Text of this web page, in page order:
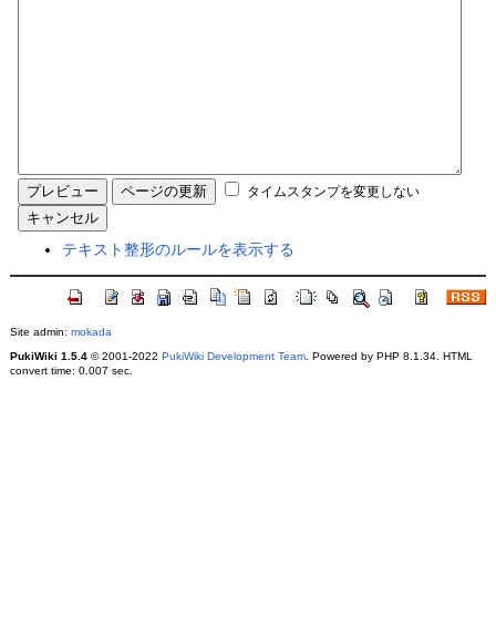
タイムスタンプを変更しない
テキスト整形のルールを表示する
Site admin: mokada
PukiWiki 1.5.4© 2001-2022 PukiWiki Development Team. Powered by PHP 8.1.34. HTML
convert time: 0.007 sec.